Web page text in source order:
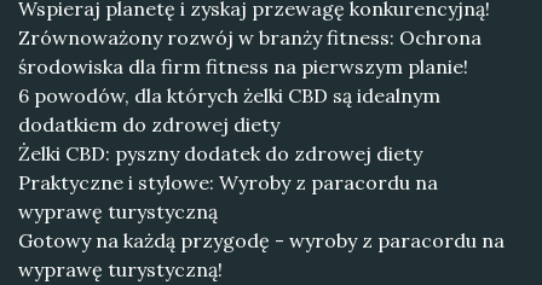
Wspieraj planetę i zyskaj przewagę konkurencyjną!
Zrównoważony rozwój w branży fitness: Ochrona
środowiska dla firm fitness na pierwszym planie!
6 powodów, dla których żelki CBD są idealnym
dodatkiem do zdrowej diety
Żelki CBD: pyszny dodatek do zdrowej diety
Praktyczne i stylowe: Wyroby z paracordu na
wyprawę turystyczną
Gotowy na każdą przygodę - wyroby z paracordu na
wyprawę turystyczną!